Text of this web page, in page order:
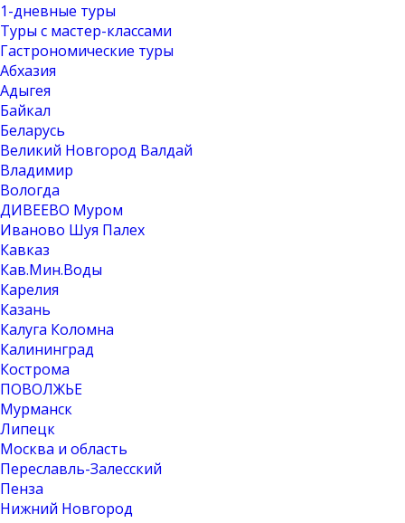
1-дневные туры
Туры с мастер-классами
Гастрономические туры
Абхазия
Адыгея
Байкал
Беларусь
Великий Новгород Валдай
Владимир
Вологда
ДИВЕЕВО Муром
Иваново Шуя Палех
Кавказ
Кав.Мин.Воды
Карелия
Казань
Калуга Коломна
Калининград
Кострома
ПОВОЛЖЬЕ
Мурманск
Липецк
Москва и область
Переславль-Залесский
Пенза
Нижний Новгород